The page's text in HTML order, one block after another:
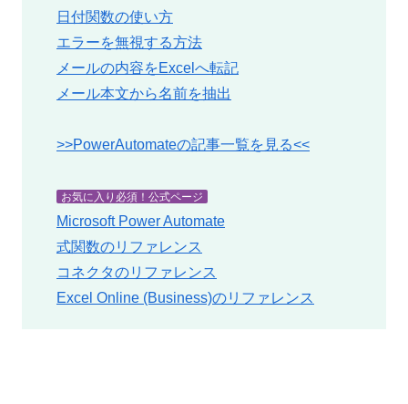
日付関数の使い方
エラーを無視する方法
メールの内容をExcelへ転記
メール本文から名前を抽出
>>PowerAutomateの記事一覧を見る<<
お気に入り必須！公式ページ
Microsoft Power Automate
式関数のリファレンス
コネクタのリファレンス
Excel Online (Business)のリファレンス